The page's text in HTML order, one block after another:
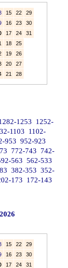
15 22
29
16 23
30
17 24
31
18
25
19
26
20
27
21 28
1253
1252-
1103
1102-
953 952-923
772-743
742-
563 562-533
382-353 352-
173
172-143
15 22
29
16 23
30
17 24
31